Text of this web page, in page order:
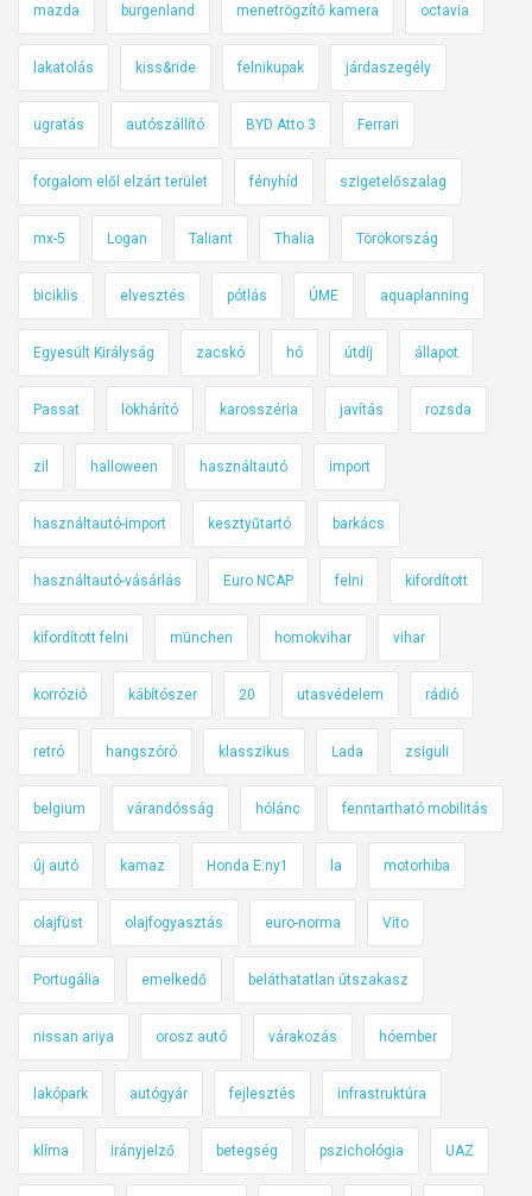
mazda burgenland menetrögzítő kamera octavia
lakatolás kiss&ride felnikupak járdaszegély
ugratás autószállító BYD Atto 3 Ferrari
forgalom elől elzárt terület fényhíd szigetelőszalag
mx-5 Logan Taliant Thalia Törökország
biciklis elvesztés pótlás ÚME aquaplanning
Egyesült Királyság zacskó hó útdíj állapot
Passat lökhárító karosszéria javítás rozsda
zil halloween használtautó import
használtautó-import kesztyűtartó barkács
használtautó-vásárlás Euro NCAP felni kifordított
kifordított felni münchen homokvihar vihar
korrózió kábítószer 20 utasvédelem rádió
retró hangszóró klasszikus Lada zsiguli
belgium várandósság hólánc fenntartható mobilitás
új autó kamaz Honda E:ny1 la motorhiba
olajfüst olajfogyasztás euro-norma Vito
Portugália emelkedő beláthatatlan útszakasz
nissan ariya orosz autó várakozás hóember
lakópark autógyár fejlesztés infrastruktúra
klíma irányjelző betegség pszichológia UAZ